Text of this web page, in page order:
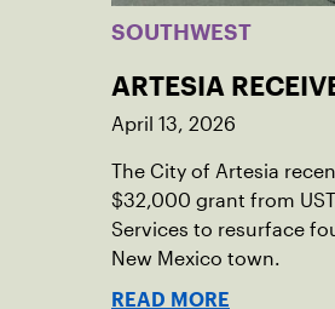
SOUTHWEST
ARTESIA
April 13, 2026
The City of Artesia
$32,000 grant from
Services to resurface
New Mexico town.
READ MORE